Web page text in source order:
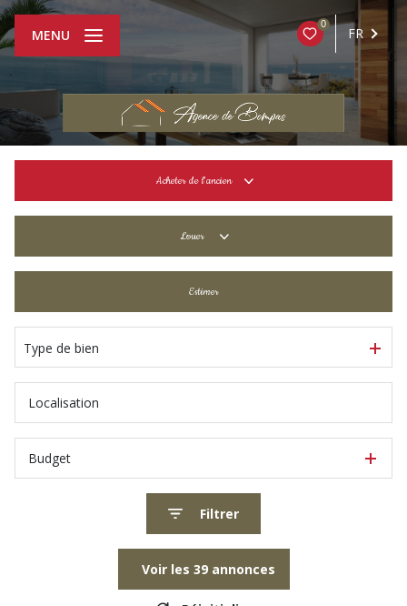
0
FR
MENU
Acheter de l'ancien
De l'immo pro
Louer
De l'immo pro
Estimer
Type de bien
Budget
Filtrer
Voir les 39annonces